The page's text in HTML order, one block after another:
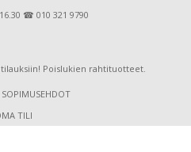
☎ 010 321 9790
Poislukien rahtituotteet.
SOPIMUSEHDOT
TILI